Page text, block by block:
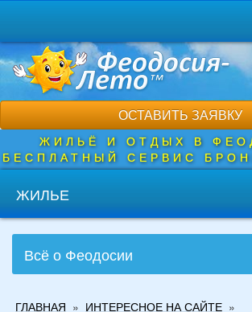
основному
содержанию
ОСТАВИТЬ ЗАЯВКУ
ЖИЛЬЁ И ОТДЫХ В
БЕСПЛАТНЫЙ СЕРВИС
ЖИЛЬЕ
Всё о Феодосии
ГЛАВНАЯ » ИНТЕРЕСНОЕ НА САЙТЕ »